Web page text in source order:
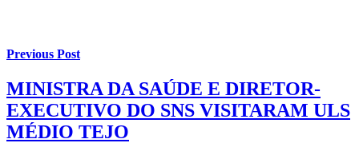
Previous Post
MINISTRA DA SAÚDE E DIRETOR-
EXECUTIVO DO SNS VISITARAM ULS
MÉDIO TEJO